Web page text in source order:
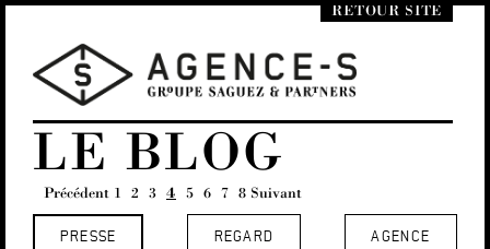
RETOUR SITE
LE BLOG
Précédent 1 2 3 4 5 6 7 8 Suivant
AGENCE
PRESSE REGARD